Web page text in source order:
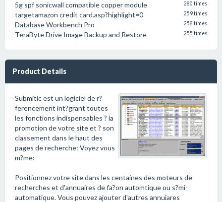
5g spf sonicwall compatible copper module 280 times
targetamazon credit card.asp?highlight=0 259 times
Database Workbench Pro 258 times
TeraByte Drive Image Backup and Restore 255 times
Product Details
Submitic est un logiciel de r?
ferencement int?grant toutes
les fonctions indispensables ? la
promotion de votre site et ? son
classement dans le haut des
pages de recherche: Voyez vous
m?me:
Positionnez votre site dans les centaines des moteurs de
recherches et d'annuaires de fa?on automtique ou s?mi-
automatique. Vous pouvez ajouter d'autres annuiares